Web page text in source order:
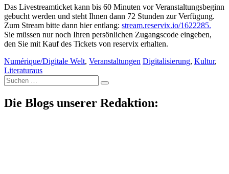
Das Livestreamticket kann bis 60 Minuten vor Veranstaltungsbeginn
gebucht werden und steht Ihnen dann 72 Stunden zur Verfügung.
Zum Stream bitte dann hier entlang: stream.reservix.io/1622285.
Sie müssen nur noch Ihren persönlichen Zugangscode eingeben,
den Sie mit Kauf des Tickets von reservix erhalten.
Numérique/Digitale Welt, Veranstaltungen Digitalisierung, Kultur,
Literaturaus
Suche
nach:
Die Blogs unserer Redaktion: